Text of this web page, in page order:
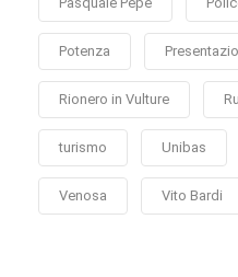
Potenza
Rionero in Vulture
turismo Unibas
Venosa Vito Bardi